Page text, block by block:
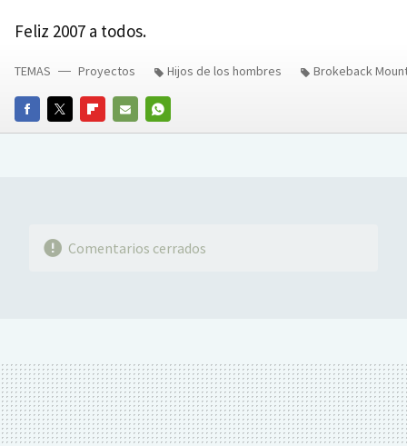
Feliz 2007 a todos.
FACEBOOKTWITTERFLIPBOARD
E-
WHATSAPP
TEMAS Proyectos Hijos de los hombres Brokeback
Comentarios cerrados